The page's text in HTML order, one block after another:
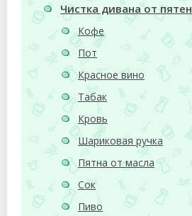
Чистка дивана от пятен
Кофе
Пот
Красное вино
Табак
Кровь
Шариковая ручка
Пятна от масла
Сок
Пиво